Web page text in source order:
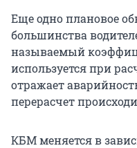
Еще одно плановое
большинства
называемый
используется при
отражает
перерасчет
КБМ меняется в